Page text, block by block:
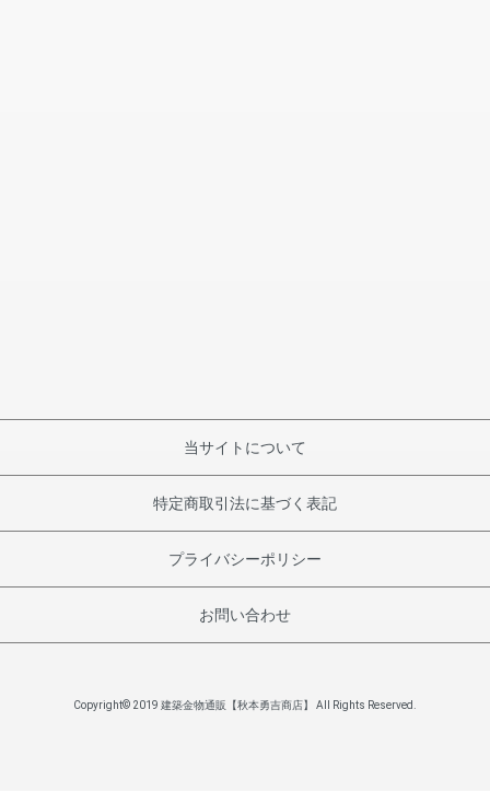
当サイトについて
特定商取引法に基づく表記
プライバシーポリシー
お問い合わせ
Copyright© 2019 建築金物通販【秋本勇吉商店】 All Rights Reserved.